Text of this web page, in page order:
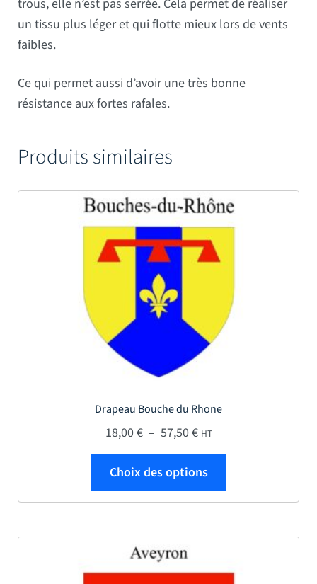
trous, elle n’est pas serrée. Cela permet de réaliser
un tissu plus léger et qui flotte mieux lors de vents
faibles.
Ce qui permet aussi d’avoir une très bonne
résistance aux fortes rafales.
Produits similaires
Drapeau Bouche du Rhone
18,00€ – 57,50€Plage de prix : 18,00 €
HT
Choix des options